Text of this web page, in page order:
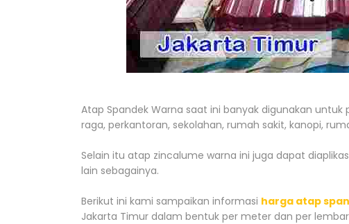
Atap Spandek Warna saat ini banyak digunakan
raga, perkantoran, sekolahan, rumah sakit, kanopi,
Selain itu atap zincalume warna ini juga dapat
lain sebagainya.
Berikut ini kami sampaikan informasi harga atap
Jakarta Timur dalam bentuk per meter dan per